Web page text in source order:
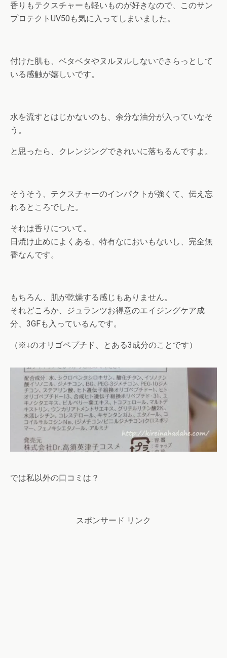
香りもテクスチャーも軽いものが好きなので、このサン
プロテクトUV50も気に入ってしまいました。
付けた肌も、ベタベタやヌルヌルしないでさらっとして
いる感触が嬉しいです。
水を流すとはじかないのも、余分な油分が入っていなそ
う。
と思ったら、クレンジングできれいに落ちるんですよ。
そうそう、テクスチャーのインパクトが強くて、伝え忘
れるところでした。
それは香りについて。
日焼け止めによくある、特有なにおいもないし、完全無
香なんです。
もちろん、肌が乾燥する感じもありません。
それどころか、ジュランツお得意のエイジングケア成
分、3GFも入っているんです。
（※↓のオリゴペプチド、とある3成分のことです）
では私以外の口コミは？
スポンサード リンク